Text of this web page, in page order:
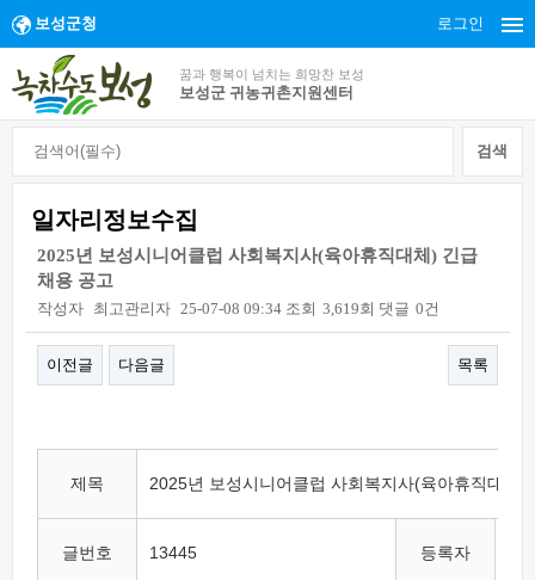
보성군청 로그인
꿈과 행복이 넘치는 희망찬 보성
보성군 귀농귀촌지원센터
일자리정보수집
2025년 보성시니어클럽 사회복지사(육아휴직대체) 긴급
채용 공고
작성자 최고관리자 25-07-08 09:34 조회 3,619회 댓글 0건
이전글 다음글 목록
제목 2025년 보성시니어클럽 사회복지사(육아휴직대체)
글번호 13445 등록자